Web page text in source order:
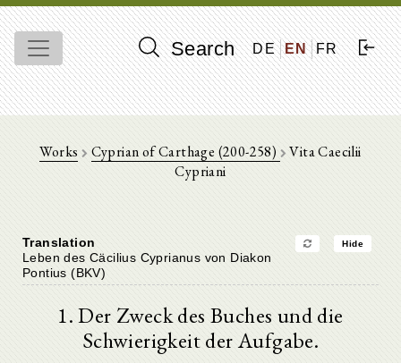
Search DE EN FR
Works Cyprian of Carthage (200-258)
Vita Caecilii
Cypriani
Translation Hide
Leben des Cäcilius Cyprianus von Diakon
Pontius (BKV)
1. Der Zweck des Buches und die
Schwierigkeit der Aufgabe.